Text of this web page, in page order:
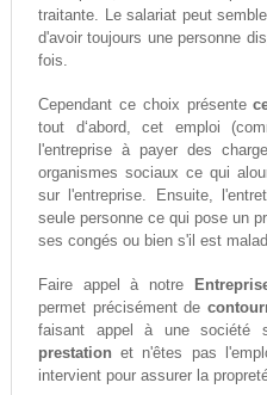
traitante. Le salariat peut
d'avoir toujours une personne
fois.
Cependant ce choix présente
tout d‘abord, cet emploi
l'entreprise à payer des
organismes sociaux ce qui
sur l'entreprise. Ensuite,
seule personne ce qui pose un
ses congés ou bien s'il est
Faire appel à notre
permet précisément de
faisant appel à une société
prestation et n'êtes pas
intervient pour assurer la